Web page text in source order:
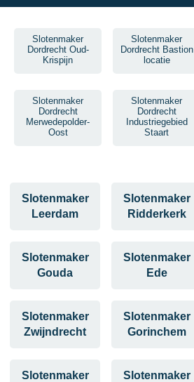
Slotenmaker
Dordrecht Oud-
Krispijn
Slotenmaker
Dordrecht Bastion
locatie
Slotenmaker
Dordrecht
Merwedepolder-
Oost
Slotenmaker
Dordrecht
Industriegebied
Staart
Slotenmaker
Leerdam
Slotenmaker
Ridderkerk
Slotenmaker
Gouda
Slotenmaker
Ede
Slotenmaker
Zwijndrecht
Slotenmaker
Gorinchem
Slotenmaker
Slotenmaker